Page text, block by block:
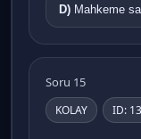
D) Mahkeme
Soru 15
KOLAY ID: